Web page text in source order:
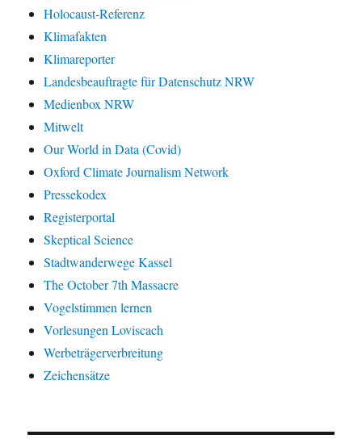
Holocaust-Referenz
Klimafakten
Klimareporter
Landesbeauftragte für Datenschutz NRW
Medienbox NRW
Mitwelt
Our World in Data (Covid)
Oxford Climate Journalism Network
Pressekodex
Registerportal
Skeptical Science
Stadtwanderwege Kassel
The October 7th Massacre
Vogelstimmen lernen
Vorlesungen Loviscach
Werbeträgerverbreitung
Zeichensätze